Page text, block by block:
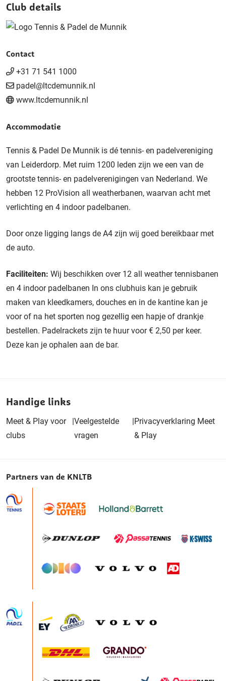
Club details
Contact
+31 71 541 1000
padel@ltcdemunnik.nl
www.ltcdemunnik.nl
Accommodatie
Tennis & Padel De Munnik is dé tennis- en padelvereniging
van Leiderdorp. Met ruim 1200 leden zijn we een van de
grootste tennis- en padelverenigingen van Nederland. We
hebben 12 ProVision all weatherbanen, waarvan acht met
verlichting en 4 indoor padelbanen.
Door onze ligging langs de A4 zijn wij goed bereikbaar met
de auto.
Faciliteiten: Wij beschikken over 12 all weather tennisbanen
en 4 indoor padelbanen In ons clubhuis kan je gebruik
maken van kleedkamers, douches en in de kantine kan je
voor of na het sporten nog gezellig een hapje of drankje
bestellen. Padelrackets zijn te huur voor € 2,50 per keer.
Deze kan je ophalen aan de bar.
Handige links
Meet & Play voor
clubs
|Veelgestelde
vragen
|Privacyverklaring Meet
& Play
Partners van de KNLTB